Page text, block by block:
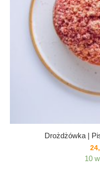
Drożdżówka |
10